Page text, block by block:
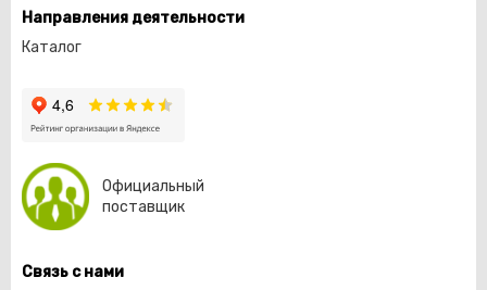
Направления деятельности
Каталог
Официальный
поставщик
Связь с нами